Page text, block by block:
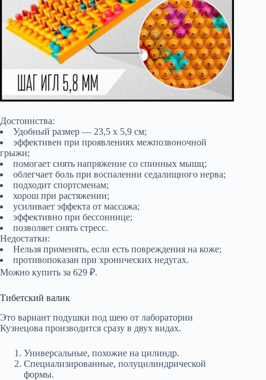
Достоинства:
Удобный размер — 23,5 х 5,9 см;
эффективен при проявлениях межпозвоночной
грыжи;
помогает снять напряжение со спинных мышц;
облегчает боль при воспалении седалищного нерва;
подходит спортсменам;
хорош при растяжении;
усиливает эффекта от массажа;
эффективно при бессоннице;
позволяет снять стресс.
Недостатки:
Нельзя применять, если есть повреждения на коже;
противопоказан при хронических недугах.
Можно купить за 629 ₽.
Тибетский валик
Это вариант подушки под шею от лаборатории
Кузнецова производится сразу в двух видах.
Универсальные, похожие на цилиндр.
Специализированные, полуцилиндрической
формы.